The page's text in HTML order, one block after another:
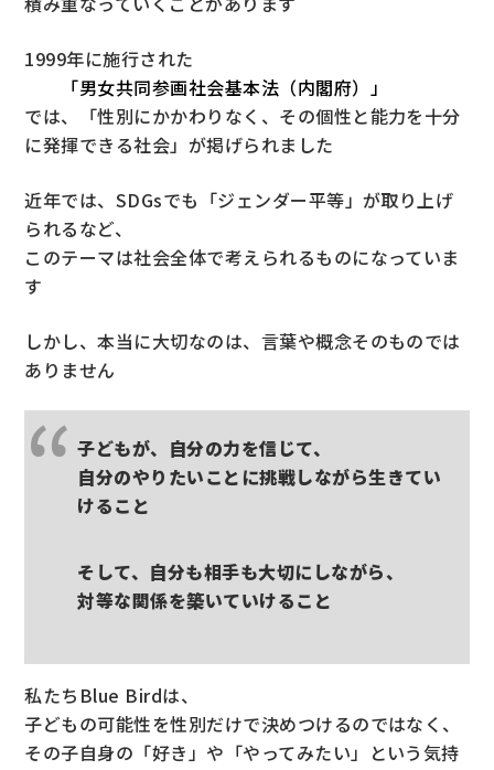
1999年に施行された
「男女共同参画社会基本法（内閣府）」
では、「性別にかかわりなく、その個性と能力を十分
に発揮できる社会」が掲げられました
近年では、SDGsでも「ジェンダー平等」が取り上げ
られるなど、
このテーマは社会全体で考えられるものになっていま
す
しかし、本当に大切なのは、言葉や概念そのものでは
ありません
子どもが、自分の力を信じて、
自分のやりたいことに挑戦しながら生きてい
けること
そして、自分も相手も大切にしながら、
対等な関係を築いていけること
私たちBlue Birdは、
子どもの可能性を性別だけで決めつけるのではなく、
その子自身の「好き」や「やってみたい」という気持